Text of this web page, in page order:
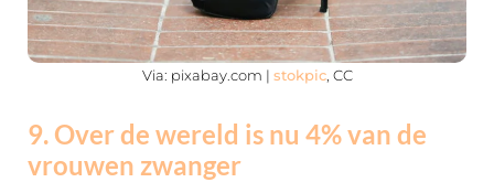
Via: pixabay.com | stokpic, CC
9. Over de wereld is nu 4% van de
vrouwen zwanger